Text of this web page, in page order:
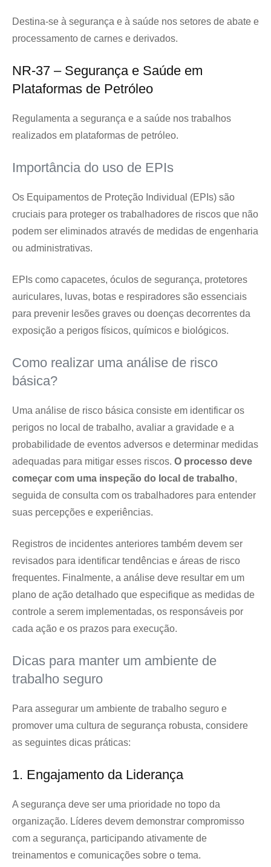
Destina-se à segurança e à saúde nos setores de abate e
processamento de carnes e derivados.
NR-37 – Segurança e Saúde em
Plataformas de Petróleo
Regulamenta a segurança e a saúde nos trabalhos
realizados em plataformas de petróleo.
Importância do uso de EPIs
Os Equipamentos de Proteção Individual (EPIs) são
cruciais para proteger os trabalhadores de riscos que não
podem ser eliminados através de medidas de engenharia
ou administrativas.
EPIs como capacetes, óculos de segurança, protetores
auriculares, luvas, botas e respiradores são essenciais
para prevenir lesões graves ou doenças decorrentes da
exposição a perigos físicos, químicos e biológicos.
Como realizar uma análise de risco
básica?
Uma análise de risco básica consiste em identificar os
perigos no local de trabalho, avaliar a gravidade e a
probabilidade de eventos adversos e determinar medidas
adequadas para mitigar esses riscos. O processo deve
começar com uma inspeção do local de trabalho,
seguida de consulta com os trabalhadores para entender
suas percepções e experiências.
Registros de incidentes anteriores também devem ser
revisados para identificar tendências e áreas de risco
frequentes. Finalmente, a análise deve resultar em um
plano de ação detalhado que especifique as medidas de
controle a serem implementadas, os responsáveis por
cada ação e os prazos para execução.
Dicas para manter um ambiente de
trabalho seguro
Para assegurar um ambiente de trabalho seguro e
promover uma cultura de segurança robusta, considere
as seguintes dicas práticas:
1. Engajamento da Liderança
A segurança deve ser uma prioridade no topo da
organização. Líderes devem demonstrar compromisso
com a segurança, participando ativamente de
treinamentos e comunicações sobre o tema.